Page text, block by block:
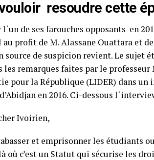
resoudre cette
de ses farouches opposants en
profit de M. Alassane Ouattara et
source de suspicion revient. Le sujet
les remarques faites par le
pour la République (LIDER) dans un
en 2016. Ci-dessous
Ivoirien,
et emprisonner les étudiants
où c’est un Statut qui sécurise les